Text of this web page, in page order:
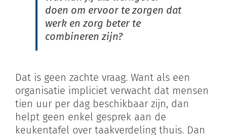
doen om ervoor te zorgen dat
werk en zorg beter te
combineren zijn?
Dat is geen zachte vraag. Want als een
organisatie impliciet verwacht dat mensen
tien uur per dag beschikbaar zijn, dan
helpt geen enkel gesprek aan de
keukentafel over taakverdeling thuis. Dan